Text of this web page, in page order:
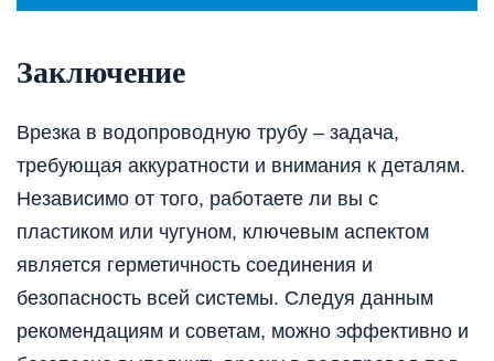
Заключение
Врезка в водопроводную трубу – задача,
требующая аккуратности и внимания к деталям.
Независимо от того, работаете ли вы с
пластиком или чугуном, ключевым аспектом
является герметичность соединения и
безопасность всей системы. Следуя данным
рекомендациям и советам, можно эффективно и